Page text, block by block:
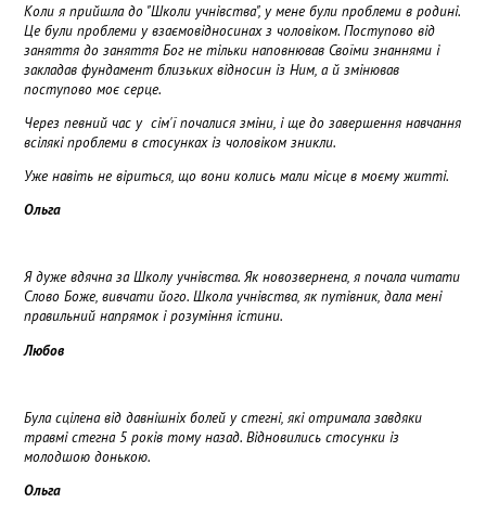
Коли я прийшла до "Школи учнівства", у мене були проблеми в родині.
Це були проблеми увзаємовідносинах з чоловіком. Поступово від
заняття до заняття Бог не тільки наповнював Своїми знаннями і
закладав фундамент близьких відносин із Ним, а й змінював
поступово моє серце.
Через певний час у сім'ї почалися зміни, і ще до завершення навчання
всілякі проблеми в стосункахіз чоловіком зникли.
Уже навіть не віриться, що вони колись мали місце в моєму житті.
Ольга
Я дуже вдячна за Школу учнівства. Як новозвернена, я почала читати
Слово Боже, вивчати його. Школа учнівства, як путівник, дала мені
правильний напрямок і розуміння істини.
Любов
Була сцілена від давнішніх болей у стегні, які отримала завдяки
травмі стегна 5 років тому назад. Відновились стосунки із
молодшою донькою.
Ольга